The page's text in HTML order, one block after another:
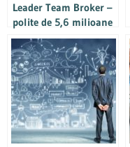
Leader Team Broker –
polite de 5,6 milioane
euro in 2019, in
crestere cu 26%